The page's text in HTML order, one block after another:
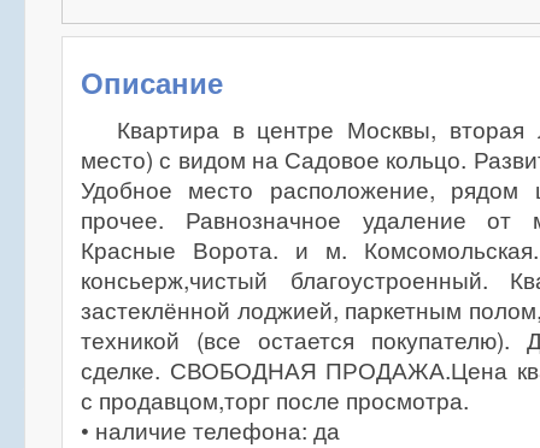
Описание
Квартира в центре Москвы, вторая
место) с видом на Садовое кольцо.
Удобное место расположение,
прочее. Равнозначное удаление от
Красные Ворота. и м.
консьерж,чистый благоустроенный.
застеклённой лоджией, паркетным
техникой (все остается покупателю).
сделке. СВОБОДНАЯ ПРОДАЖА.Цена
с продавцом,торг после просмотра.
• наличие телефона: да